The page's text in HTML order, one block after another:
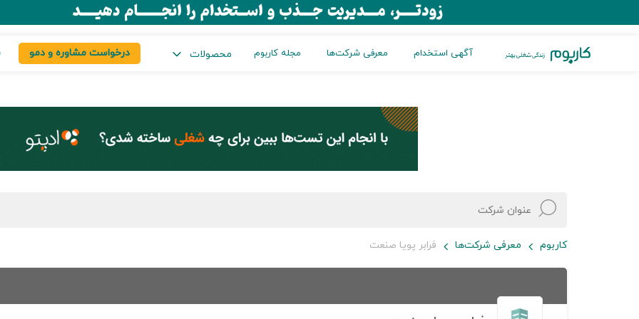
آگهی استخدام معرفی شرکت‌ها مجله کاربوم محصولات درخواست مشاوره و دمو
کاربوم معرفی شرکت‌ها فرابر پویا صنعت